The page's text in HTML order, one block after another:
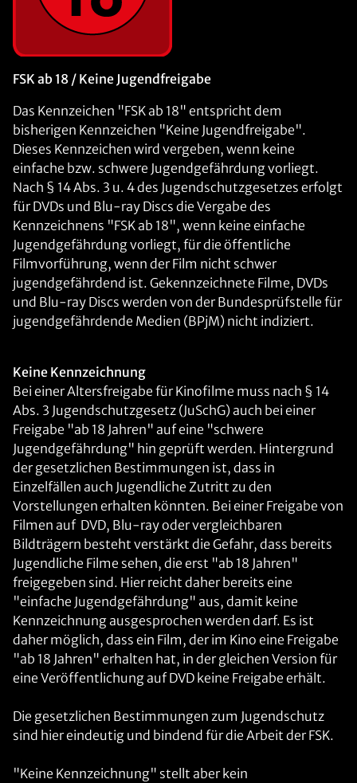
FSK ab 18 / Keine Jugendfreigabe
Das Kennzeichen "FSK ab 18" entspricht dem
bisherigen Kennzeichen "Keine Jugendfreigabe".
Dieses Kennzeichen wird vergeben, wenn keine
einfache bzw. schwere Jugendgefährdung vorliegt.
Nach § 14 Abs. 3 u. 4 des Jugendschutzgesetzes erfolgt
für DVDs und Blu-ray Discs die Vergabe des
Kennzeichnens "FSK ab 18", wenn keine einfache
Jugendgefährdung vorliegt, für die öffentliche
Filmvorführung, wenn der Film nicht schwer
jugendgefährdend ist. Gekennzeichnete Filme, DVDs
und Blu-ray Discs werden von der Bundesprüfstelle für
jugendgefährdende Medien (BPjM) nicht indiziert.
Keine Kennzeichnung
Bei einer Altersfreigabe für Kinofilme muss nach § 14
Abs. 3 Jugendschutzgesetz (JuSchG) auch bei einer
Freigabe "ab 18 Jahren" auf eine "schwere
Jugendgefährdung" hin geprüft werden. Hintergrund
der gesetzlichen Bestimmungen ist, dass in
Einzelfällen auch Jugendliche Zutritt zu den
Vorstellungen erhalten könnten. Bei einer Freigabe von
Filmen auf DVD, Blu-ray oder vergleichbaren
Bildträgern besteht verstärkt die Gefahr, dass bereits
Jugendliche Filme sehen, die erst "ab 18 Jahren"
freigegeben sind. Hier reicht daher bereits eine
"einfache Jugendgefährdung" aus, damit keine
Kennzeichnung ausgesprochen werden darf. Es ist
daher möglich, dass ein Film, der im Kino eine Freigabe
"ab 18 Jahren" erhalten hat, in der gleichen Version für
eine Veröffentlichung auf DVD keine Freigabe erhält.
Die gesetzlichen Bestimmungen zum Jugendschutz
sind hier eindeutig und bindend für die Arbeit der FSK.
"Keine Kennzeichnung" stellt aber kein